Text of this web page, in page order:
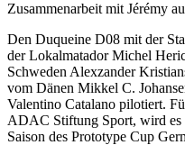
Zusammenarbeit mit Jérémy
Den Duqueine D08 mit der
der Lokalmatador Michel
Schweden Alexzander
vom Dänen Mikkel C.
Valentino Catalano pilotiert.
ADAC Stiftung Sport, wird es
Saison des Prototype Cup